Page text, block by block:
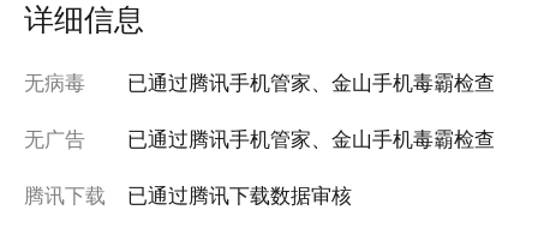
详细信息
无病毒 已通过腾讯手机管家、金山手机毒霸检查
无广告 已通过腾讯手机管家、金山手机毒霸检查
腾讯下载 已通过腾讯下载数据审核